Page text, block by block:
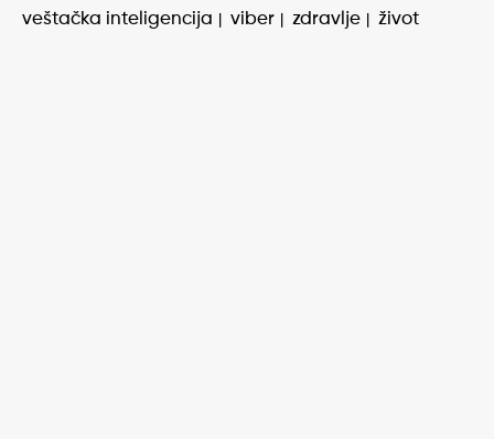
veštačka inteligencija
viber zdravlje život